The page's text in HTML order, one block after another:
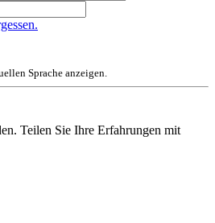
Sprache anzeigen.
Teilen Sie Ihre Erfahrungen mit